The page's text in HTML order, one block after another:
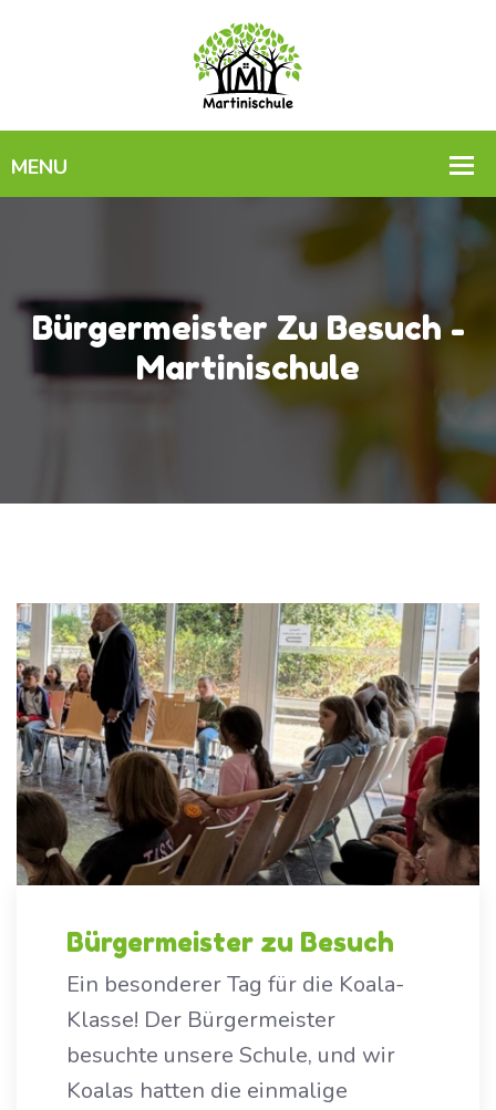
Bürgermeister Zu Besuch -
Martinischule
Bürgermeister zu Besuch
Ein besonderer Tag für die Koala-
Klasse! Der Bürgermeister
besuchte unsere Schule, und wir
Koalas hatten die einmalige